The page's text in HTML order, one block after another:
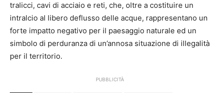
tralicci, cavi di acciaio e reti, che, oltre a costituire un
intralcio al libero deflusso delle acque, rappresentano un
forte impatto negativo per il paesaggio naturale ed un
simbolo di perduranza di un’annosa situazione di illegalità
per il territorio.
PUBBLICITÀ